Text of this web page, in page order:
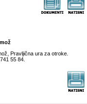
Pravljična ura za otroke.
55 84.